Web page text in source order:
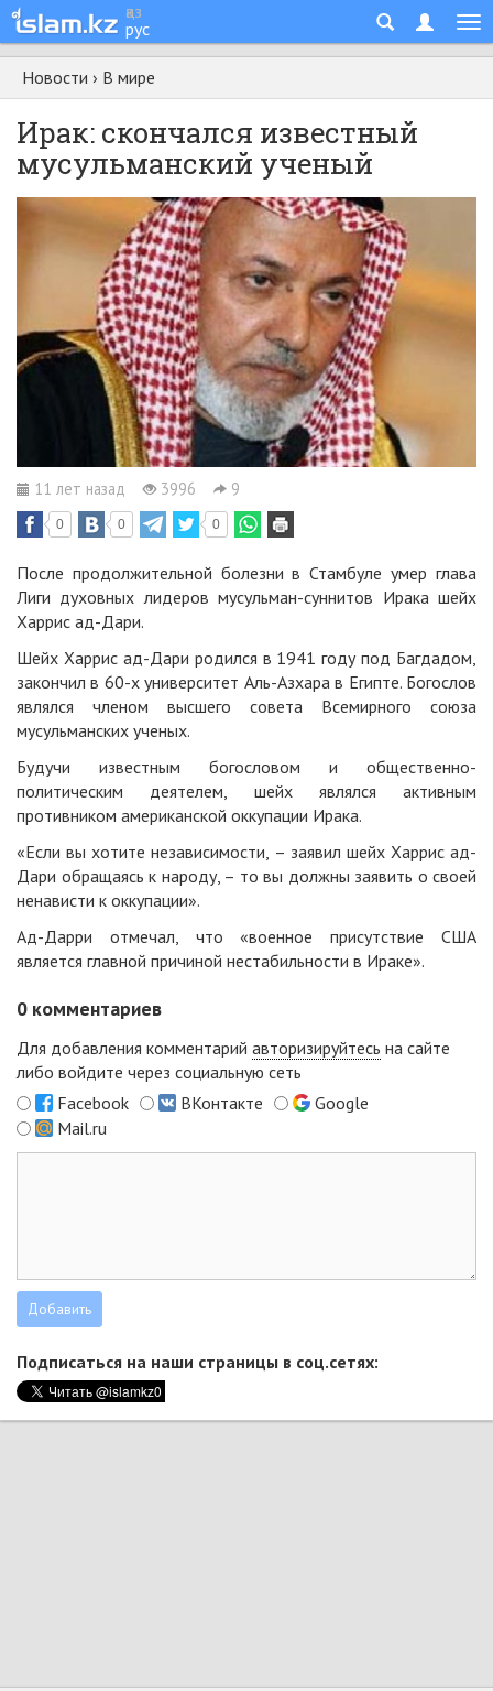
қаз
рус
Новости › В мире
Ирак: скончался известный
мусульманский ученый
11 лет назад 3996 9
0 0 0
После продолжительной болезни в Стамбуле умер глава
Лиги духовных лидеров мусульман-суннитов Ирака шейх
Харрис ад-Дари.
Шейх Харрис ад-Дари родился в 1941 году под Багдадом,
закончил в 60-х университет Аль-Азхара в Египте. Богослов
являлся членом высшего совета Всемирного союза
мусульманских ученых.
Будучи известным богословом и общественно-
политическим деятелем, шейх являлся активным
противником американской оккупации Ирака.
«Если вы хотите независимости, – заявил шейх Харрис ад-
Дари обращаясь к народу, – то вы должны заявить о своей
ненависти к оккупации».
Ад-Дарри отмечал, что «военное присутствие США
является главной причиной нестабильности в Ираке».
0 комментариев
Для добавления комментарий авторизируйтесь на сайте
либо войдите через социальную сеть
Facebook
ВКонтакте
Google
Mail.ru
Подписаться на наши страницы в соц.сетях: